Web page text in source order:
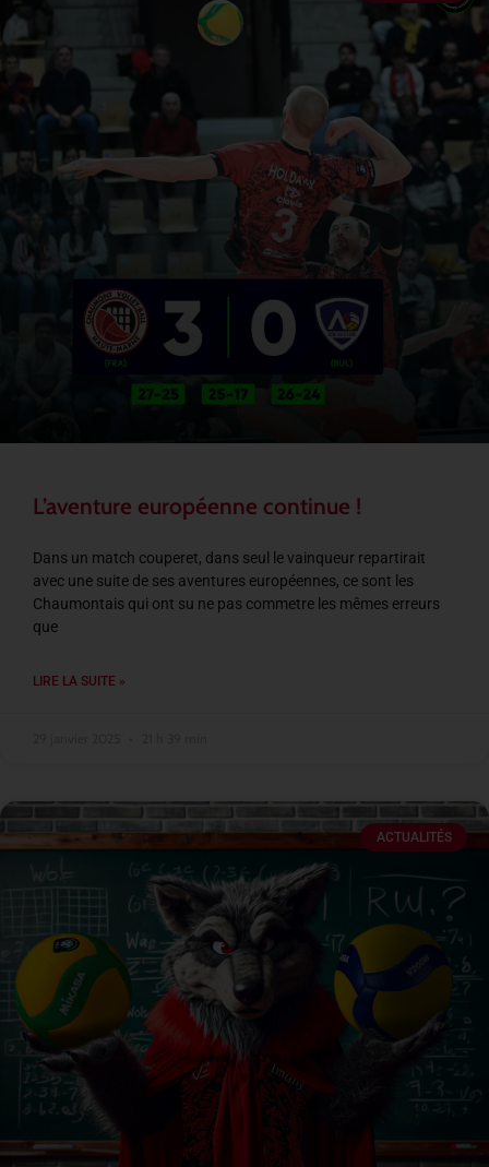
L’aventure européenne continue !
Dans un match couperet, dans seul le vainqueur repartirait
avec une suite de ses aventures européennes, ce sont les
Chaumontais qui ont su ne pas commetre les mêmes erreurs
que
LIRE LA SUITE »
ACTUALITÉS